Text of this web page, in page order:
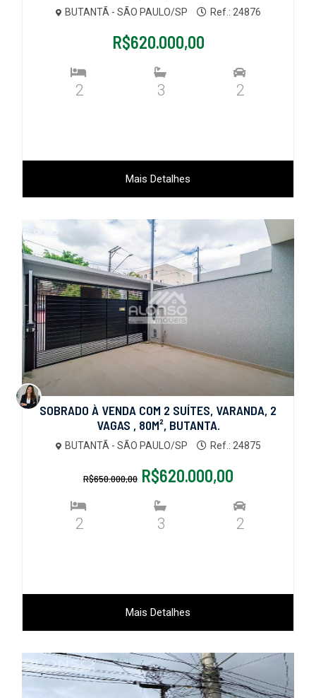
BUTANTÃ - SÃO PAULO/SP Ref.: 24876
R$620.000,00
2 3 2
Mais Detalhes
SOBRADO À VENDA COM 2 SUÍTES, VARANDA, 2
VAGAS , 80M², BUTANTA.
BUTANTÃ - SÃO PAULO/SP Ref.: 24875
R$650.000,00R$620.000,00
2 3 2
Mais Detalhes